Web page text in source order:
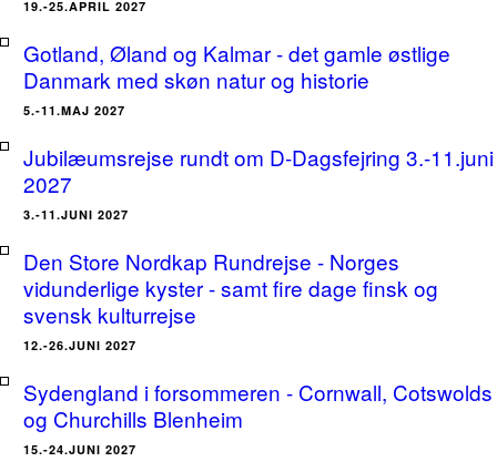
19.-25.APRIL 2027
Gotland, Øland og Kalmar - det gamle østlige
Danmark med skøn natur og historie
5.-11.MAJ 2027
Jubilæumsrejse rundt om D-Dagsfejring 3.-11.juni
2027
3.-11.JUNI 2027
Den Store Nordkap Rundrejse - Norges
vidunderlige kyster - samt fire dage finsk og
svensk kulturrejse
12.-26.JUNI 2027
Sydengland i forsommeren - Cornwall, Cotswolds
og Churchills Blenheim
15.-24.JUNI 2027